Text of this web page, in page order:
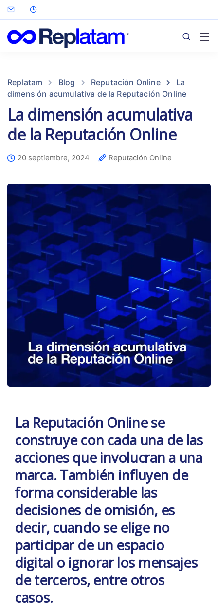
Replatam Blog Reputación Online
La
dimensión acumulativa de la Reputación Online
La dimensión acumulativa
de la Reputación Online
20 septiembre, 2024 Reputación Online
La Reputación Online se
construye con cada una de las
acciones que involucran a una
marca. También influyen de
forma considerable las
decisiones de omisión, es
decir, cuando se elige no
participar de un espacio
digital o ignorar los mensajes
de terceros, entre otros
casos.